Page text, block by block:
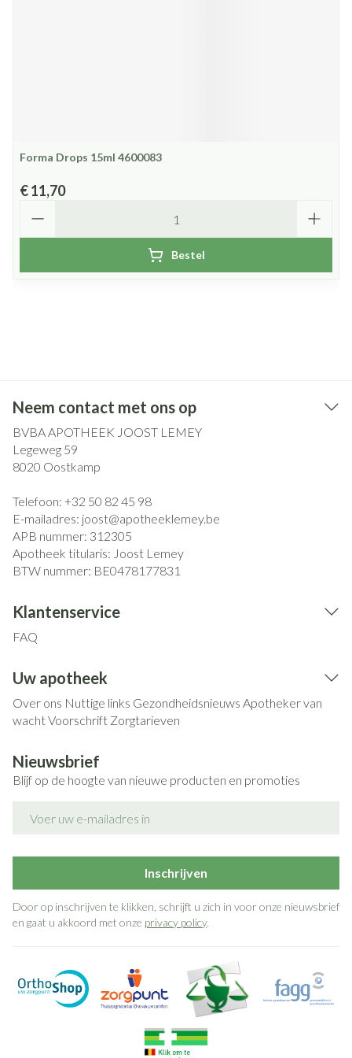
Forma Drops 15ml 4600083
€ 11,70
Bestel
Neem contact met ons op
BVBA APOTHEEK JOOST LEMEY
Legeweg 59
8020 Oostkamp
Telefoon: +32 50 82 45 98
E-mailadres: joost@apotheeklemey.be
APB nummer: 312305
Apotheek titularis: Joost Lemey
BTW nummer: BE0478177831
Klantenservice
FAQ
Uw apotheek
Over ons Nuttige links Gezondheidsnieuws Apotheker van
wachtVoorschrift Zorgtarieven
Nieuwsbrief
Blijf op de hoogte van nieuwe producten en promoties
Inschrijven
Door op inschrijven te klikken, schrijft u zich in voor onze nieuwsbrief
en gaat u akkoord met onze privacy policy.